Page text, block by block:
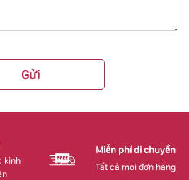
Gửi
kinh
Miễn phí di chuyển
Tất cả mọi đơn hàng